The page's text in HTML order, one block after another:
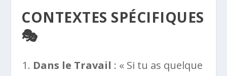
CONTEXTES SPÉCIFIQUES
🎭
Dans le Travail : « Si tu as quelque